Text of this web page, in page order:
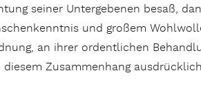
seiner Untergebenen besaß,
und großem
an ihrer ordentlichen
Zusammenhang